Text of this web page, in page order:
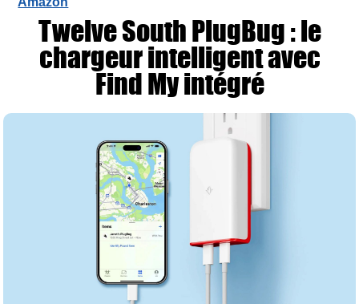
Twelve South PlugBug : le
chargeur intelligent avec
Find My intégré